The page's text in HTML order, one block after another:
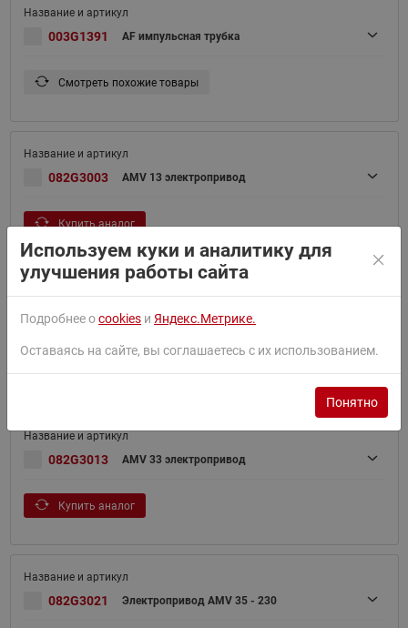
003G1391 AF импульсная трубка
Смотреть похожие товары
082G3003 AMV 13 электропривод
Купить аналог
082G3009 AMV 23 электропривод
082G3013 AMV 33 электропривод
Купить аналог
082G3021 Электропривод AMV 35 - 230
Используем куки и аналитику для
улучшения работы сайта
Подробнее оcookies и Яндекс.Метрике.
Оставаясь на сайте, вы соглашаетесь с их использованием.
Понятно